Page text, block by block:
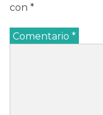
con *
Comentario *